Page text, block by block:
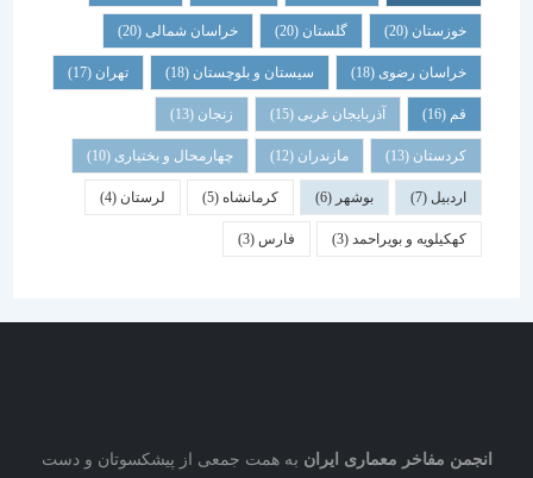
خوزستان(20) گلستان (20) خراسان شمالی(20)
خراسان رضوی(18) سیستان و بلوچستان(18) تهران
آذربایجان غربی(15) زنجان
کردستان(13) مازندران(12) چهارمحال و بختیاری (10)
بوشهر کرمانشاه(5) لرستان (4)
کهکیلویه و بویراحمد(3) فارس
مفاخر معماری ایرانبه همت جمعی از پیشکسوتان و دست